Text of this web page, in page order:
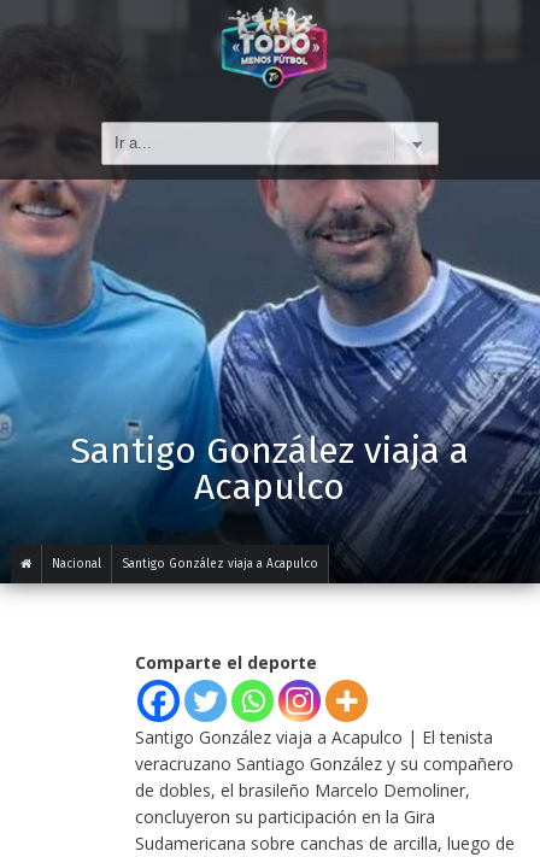
Santigo González viaja a
Acapulco
Nacional Santigo González viaja a Acapulco
Comparte el deporte
Santigo González viaja a Acapulco | El tenista
veracruzano Santiago González y su compañero
de dobles, el brasileño Marcelo Demoliner,
concluyeron su participación en la Gira
Sudamericana sobre canchas de arcilla, luego de